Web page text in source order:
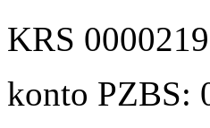
KRS
konto PZBS: